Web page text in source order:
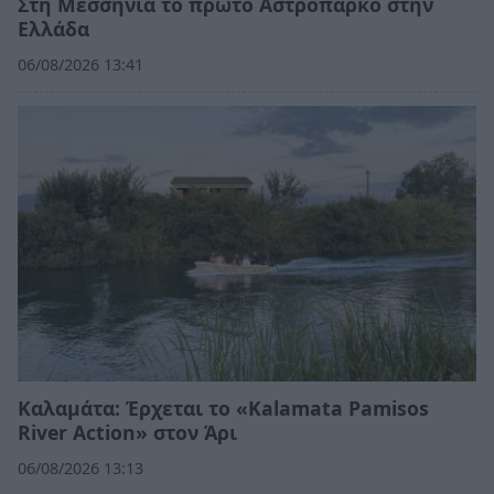
Ελλάδα
06/08/2026 13:41
Καλαμάτα: Έρχεται το «Kalamata Pamisos
River Action» στον Άρι
06/08/2026 13:13